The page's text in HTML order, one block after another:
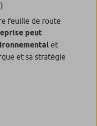
feuille de route
peut
et
et sa stratégie